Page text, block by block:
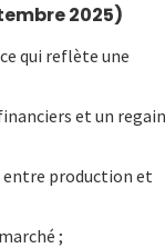
2025)
qui reflète une
et un regain
entre production et
;